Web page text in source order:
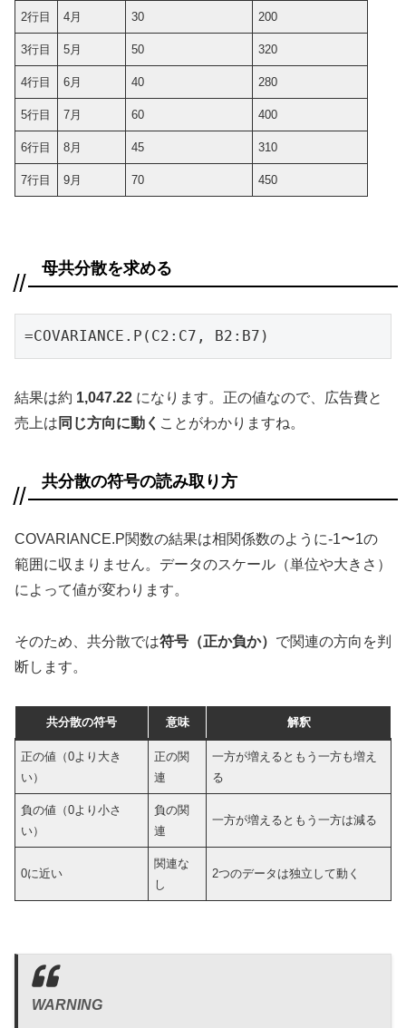
2行目 4月 30 200
3行目 5月 50 320
4行目 6月 40 280
5行目 7月 60 400
6行目 8月 45 310
7行目 9月 70 450
母共分散を求める
=COVARIANCE.P(C2:C7, B2:B7)
結果は約 1,047.22 になります。正の値なので、広告費と
売上は 同じ方向に動く ことがわかりますね。
共分散の符号の読み取り方
COVARIANCE.P関数の結果は相関係数のように-1〜1の
範囲に収まりません。データのスケール（単位や大きさ）
によって値が変わります。
そのため、共分散では符号（正か負か） で関連の方向を判
断します。
共分散の符号 意味 解釈
正の値（0より大き
い）
正の関
連
一方が増えるともう一方も増え
る
負の値（0より小さ
い）
負の関
連
一方が増えるともう一方は減る
0に近い
関連な
し
2つのデータは独立して動く
WARNING